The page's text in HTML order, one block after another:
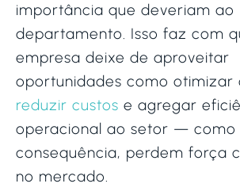
importância que deveriam ao
departamento. Isso faz com
empresa deixe de aproveitar
oportunidades como otimizar
reduzir custos e agregar
operacional ao setor — como
consequência, perdem força
no mercado.